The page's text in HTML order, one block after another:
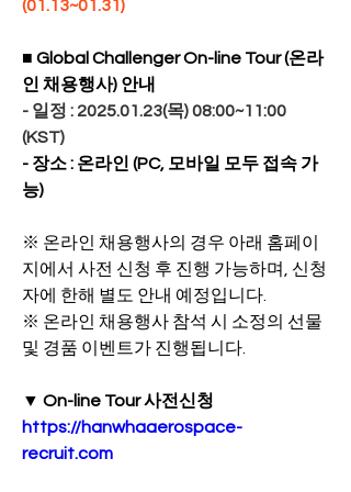
(01.13~01.31)
■ Global Challenger On-line Tour (온라
인 채용행사) 안내
- 일정 : 2025.01.23(목) 08:00~11:00
(KST)
- 장소 : 온라인 (PC, 모바일 모두 접속 가
능)
※ 온라인 채용행사의 경우 아래 홈페이
지에서 사전 신청 후 진행 가능하며, 신청
자에 한해 별도 안내 예정입니다.
※ 온라인 채용행사 참석 시 소정의 선물
및 경품 이벤트가 진행됩니다.
▼ On-line Tour 사전신청
https://hanwhaaerospace-
recruit.com